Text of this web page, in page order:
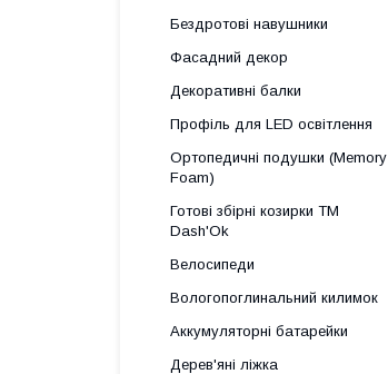
Бездротові навушники
Фасадний декор
Декоративні балки
Профіль для LED освітлення
Ортопедичні подушки (Memory
Foam)
Готові збірні козирки ТМ
Dash'Ok
Велосипеди
Вологопоглинальний килимок
Аккумуляторні батарейки
Дерев'яні ліжка